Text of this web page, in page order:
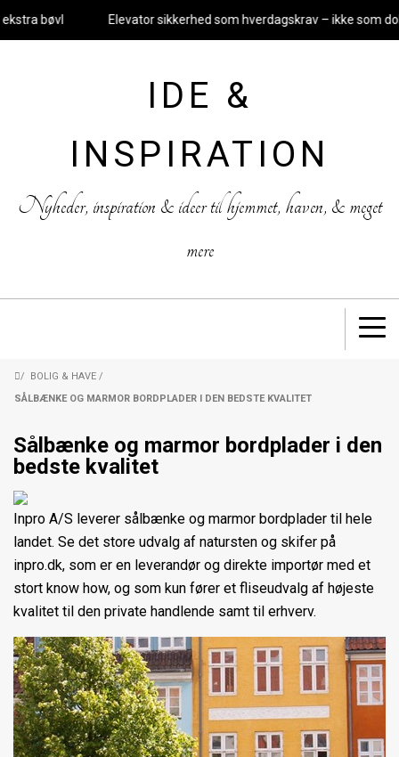
bøvl Elevator sikkerhed som hverdagskrav – ikke som
IDE &
INSPIRATION
Nyheder, inspiration & ideer til hjemmet, haven, & meget
mere
/ BOLIG & HAVE /
SÅLBÆNKE OG MARMOR BORDPLADER I DEN BEDSTE KVALITET
Sålbænke og marmor bordplader i den
bedste kvalitet
Inpro A/S leverer sålbænke og marmor bordplader til hele
landet. Se det store udvalg af natursten og skifer på
inpro.dk, som er en leverandør og direkte importør med et
stort know how, og som kun fører et fliseudvalg af højeste
kvalitet til den private handlende samt til erhverv.